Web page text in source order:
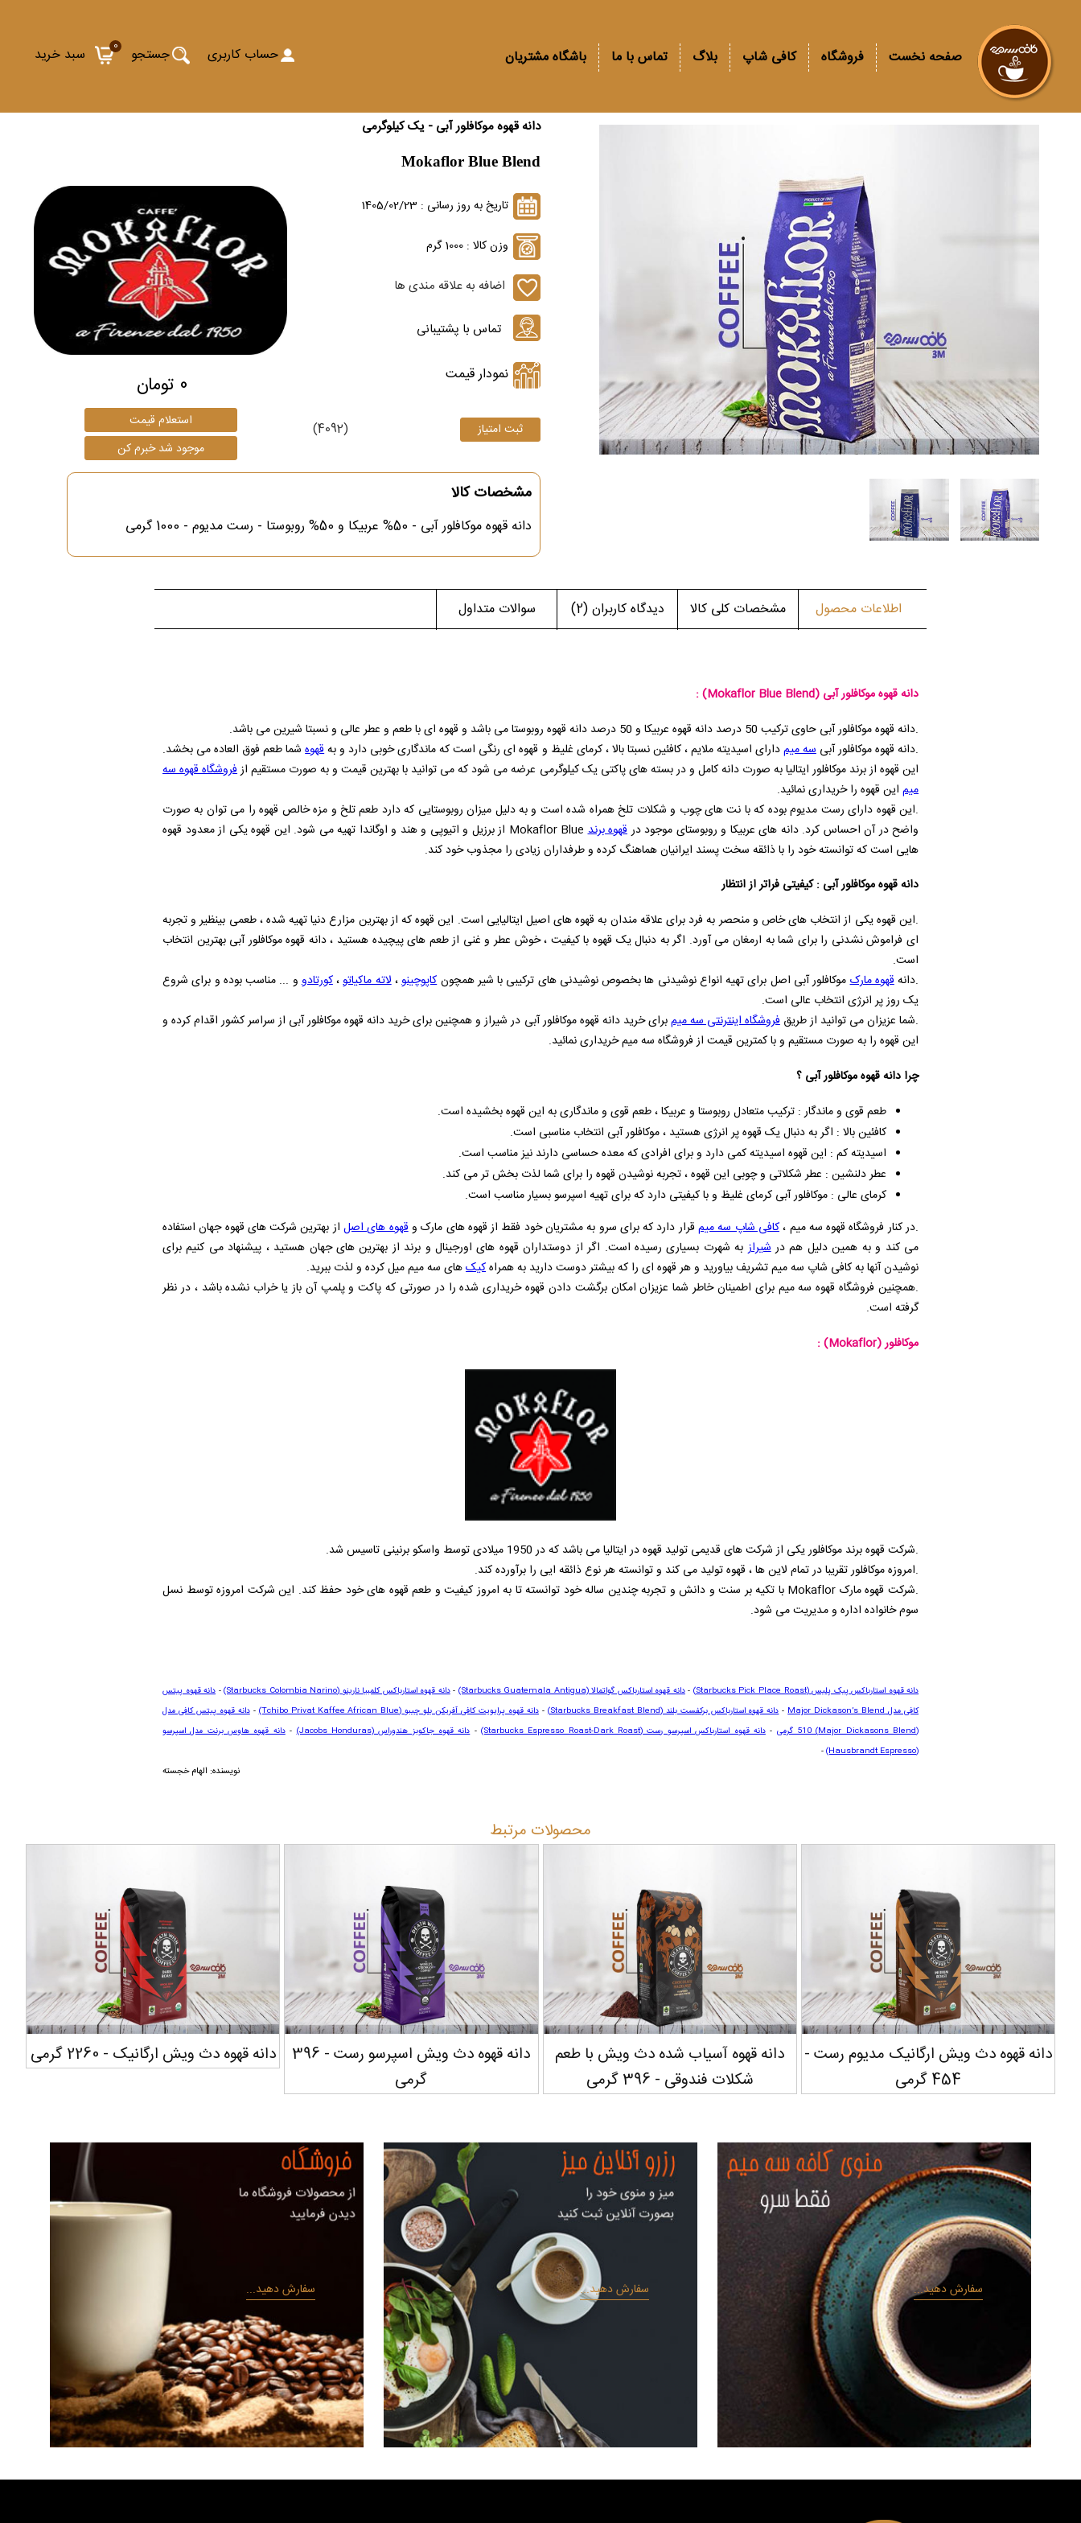
صفحه نخست فروشگاه کافی شاپ بلاگ تماس با ما باشگاه مشتریان
0 سبد خرید جستجو حساب کاربری
دانه قهوه موکافلور آبی - یک کیلوگرمی
Mokaflor Blue Blend
0 تومان
تاریخ به روز رسانی : 1405/02/23
وزن کالا : 1000 گرم
اضافه به علاقه مندی ها
نمودار قیمت
(4092)
مشخصات کالا
دانه قهوه موکافلور آبی - 50% عربیکا و 50% روبوستا - رست مدیوم - 1000 گرمی
اطلاعات محصول مشخصات کلی کالا دیدگاه کاربران(2) سوالات متداول
دانه قهوه موکافلور آبی (Mokaflor Blue Blend)
:
.دانه قهوه موکافلور آبی حاوی ترکیب 50 درصد دانه قهوه عربیکا و 50 درصد دانه قهوه روبوستا می باشد و قهوه ای با طعم و عطر عالی و نسبتا شیرین می باشد.
.دانه قهوه موکافلور آبیسه میمدارای اسیدیته ملایم ، کافئین نسبتا بالا ، کرمای غلیظ و قهوه ای رنگی است که ماندگاری خوبی دارد و بهقهوهشما طعم فوق العاده می بخشد.
این قهوه از برند موکافلور ایتالیا به صورت دانه کامل و در بسته های پاکتی یک کیلوگرمی عرضه می شود که می توانید با بهترین قیمت و به صورت مستقیم ازفروشگاه قهوه سه
میم این قهوه را خریداری نمائید.
.این قهوه دارای رست مدیوم بوده که با نت های چوب و شکلات تلخ همراه شده است و به دلیل میزان روبوستایی که دارد طعم تلخ و مزه خالص قهوه را می توان به صورت
واضح در آن احساس کرد. دانه های عربیکا و روبوستای موجود در قهوه برند Mokaflor Blue از برزیل و اتیوپی و هند و اوگاندا تهیه می شود. این قهوه یکی از معدود قهوه
هایی است که توانسته خود را با ذائقه سخت پسند ایرانیان هماهنگ کرده و طرفداران زیادی را مجذوب خود کند.
دانه قهوه موکافلور آبی : کیفیتی فراتر از انتظار
.این قهوه یکی از انتخاب‌ های خاص و منحصر به فرد برای علاقه‌ مندان به قهوه‌ های اصیل ایتالیایی است. این قهوه که از بهترین مزارع دنیا تهیه شده ، طعمی بینظیر و تجربه‌
ای فراموش‌ نشدنی را برای شما به ارمغان می‌ آورد. اگر به دنبال یک قهوه با کیفیت ، خوش‌ عطر و غنی از طعم‌ های پیچیده هستید ، دانه قهوه موکافلور آبی بهترین انتخاب
است.
.دانهقهوه مارکموکافلور آبی اصل برای تهیه انواع نوشیدنی ها بخصوص نوشیدنی های ترکیبی با شیر همچونکاپوچینو،لاته ماکیاتو،کورتادوو ... مناسب بوده و برای شروع
یک روز پر انرژی انتخاب عالی است.
.شما عزیزان می توانید از طریقفروشگاه اینترنتی سه میمبرای خرید دانه قهوه موکافلور آبی در شیراز و همچنین برای خرید دانه قهوه موکافلور آبی از سراسر کشور اقدام کرده و
این قهوه را به صورت مستقیم و با کمترین قیمت از فروشگاه سه میم خریداری نمائید.
چرا دانه قهوه موکافلور آبی ؟
طعم قوی و ماندگار : ترکیب متعادل روبوستا و عربیکا ، طعم قوی و ماندگاری به این قهوه بخشیده است.
کافئین بالا : اگر به دنبال یک قهوه پر انرژی هستید ، موکافلور آبی انتخاب مناسبی است.
اسیدیته کم : این قهوه اسیدیته کمی دارد و برای افرادی که معده حساسی دارند نیز مناسب است.
عطر دلنشین : عطر شکلاتی و چوبی این قهوه ، تجربه نوشیدن قهوه را برای شما لذت‌ بخش‌ تر می‌ کند.
کرمای عالی : موکافلور آبی کرمای غلیظ و با کیفیتی دارد که برای تهیه اسپرسو بسیار مناسب است.
.در کنار فروشگاه قهوه سه میم ،کافی شاپ سه میمقرار دارد که برای سرو به مشتریان خود فقط از قهوه های مارک وقهوه های اصلاز بهترین شرکت های قهوه جهان استفاده
می کند و به همین دلیل هم درشیرازبه شهرت بسیاری رسیده است. اگر از دوستداران قهوه های اورجینال و برند از بهترین های جهان هستید ، پیشنهاد می کنیم برای
نوشیدن آنها به کافی شاپ سه میم تشریف بیاورید و هر قهوه ای را که بیشتر دوست دارید به همراهکیکهای سه میم میل کرده و لذت ببرید.
.همچنین فروشگاه قهوه سه میم برای اطمینان خاطر شما عزیزان امکان برگشت دادن قهوه خریداری شده را در صورتی که پاکت و پلمپ آن باز یا خراب نشده باشد ، در نظر
گرفته است.
موکافلور(Mokaflor)
:
.شرکت قهوه برند موکافلور یکی از شرکت های قدیمی تولید قهوه در ایتالیا می باشد که در 1950 میلادی توسط واسکو برنینی تاسیس شد.
.امروزه موکافلور تقریبا در تمام لاین ها ، قهوه تولید می کند و توانسته هر نوع ذائقه ایی را برآورده کند.
.شرکت قهوه مارک Mokaflor با تکیه بر سنت و دانش و تجربه چندین ساله خود توانسته تا به امروز کیفیت و طعم قهوه های خود حفظ کند. این شرکت امروزه توسط نسل
سوم خانواده اداره و مدیریت می شود.
دانه قهوه استارباکس پیک پلیس(Starbucks Pick Place Roast)
-دانه قهوه استارباکس گواتمالا(Starbucks Guatemala Antigua)
-دانه قهوه استارباکس کلمبیا نارینو(Starbucks Colombia Narino)
- دانه قهوه پیتس
کافی مدلMajor Dickason’s Blend
-دانه قهوه استارباکس برکفست بلند (Starbucks Breakfast Blend
)
-دانه قهوه پرایویت کافی آفریکن بلو چیبو(Tchibo Privat Kaffee African Blue)
-دانه قهوه پیتس کافی مدل
(
Major Dickasons Blend) 510 گرمی -دانه قهوه استارباکس اسپرسو رست(Starbucks Espresso Roast-Dark Roast)
-دانه قهوه جاکوبز هندوراس(Jacobs Honduras)
-دانه قهوه هاوس برنت مدل اسپرسو
(Hausbrandt Espresso)
-
نویسنده: الهام خجسته
محصولات مرتبط
دانه قهوه دث ویش ارگانیک مدیوم رست -
454 گرمی
دانه قهوه آسیاب شده دث ویش با طعم
شکلات فندوقی - 396 گرمی
دانه قهوه دث ویش اسپرسو رست - 396
گرمی
دانه قهوه دث ویش ارگانیک - 2260 گرمی
سفارش دهید... سفارش دهید... سفارش دهید...